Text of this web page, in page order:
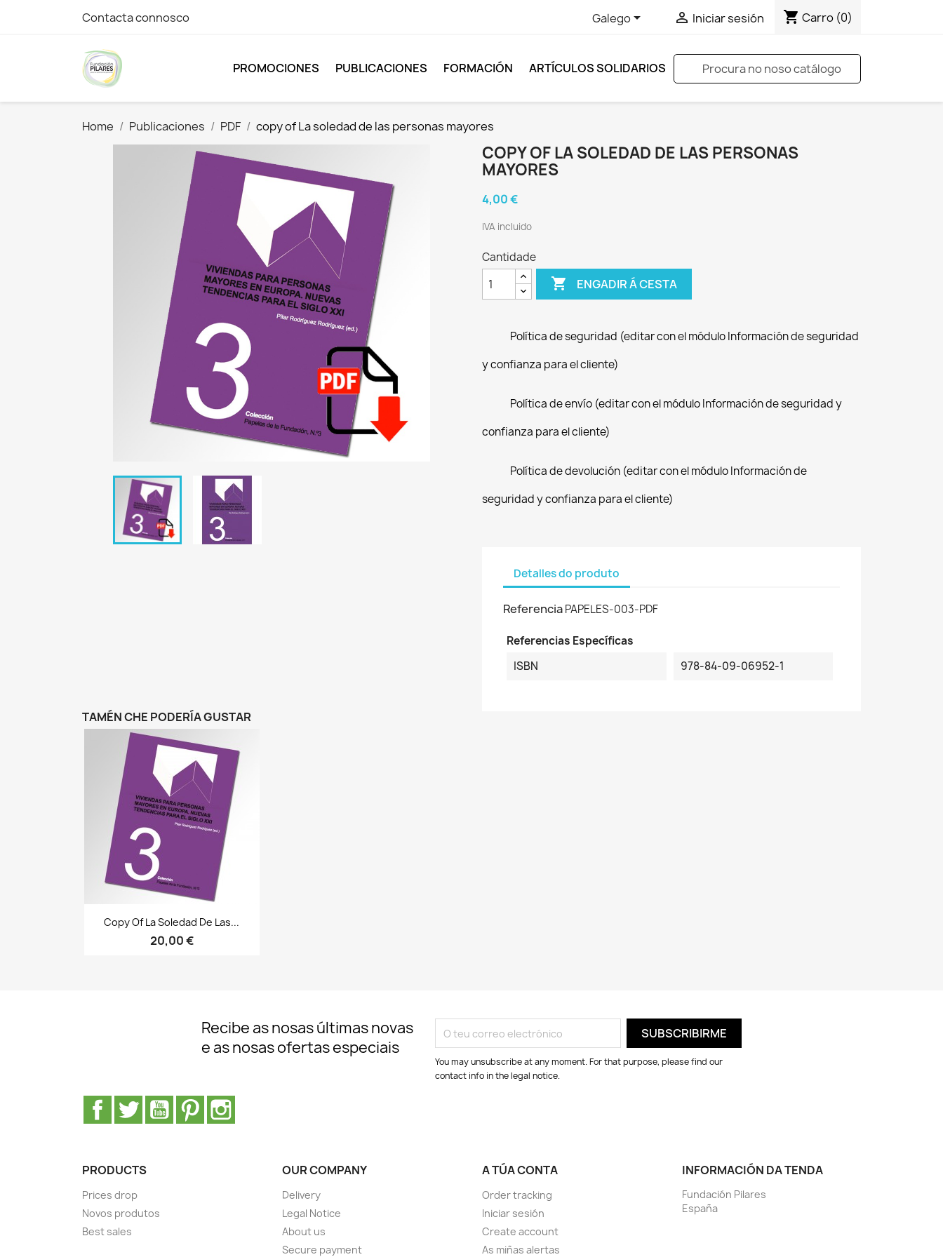
Contacta connosco Galego  Iniciar sesión shopping_cart Carro (0)
PROMOCIONES PUBLICACIONES FORMACIÓN ARTÍCULOS SOLIDARIOS
Home Publicaciones PDF copy of La soledad de las personas mayores
COPY OF LA SOLEDAD DE LAS PERSONAS
MAYORES
4,00 €
IVA incluido
Cantidade
 ENGADIR Á CESTA
Política de seguridad (editar con el módulo Información de seguridad
y confianza para el cliente)
Política de envío (editar con el módulo Información de seguridad y
confianza para el cliente)
Política de devolución (editar con el módulo Información de
seguridad y confianza para el cliente)
Detalles do produto
ReferenciaPAPELES-003-PDF
Referencias Específicas
ISBN
978-84-09-06952-1
TAMÉN CHE PODERÍA GUSTAR
Vista rápida
Copy Of La Soledad De Las...
20,00 €
Recibe as nosas últimas novas
e as nosas ofertas especiais
You may unsubscribe at any moment. For that purpose, please find our
contact info in the legal notice.
Facebook
Twitter YouTubePinterest
PRODUCTS
Prices drop
Novos produtos
Best sales
OUR COMPANY
Delivery
Legal Notice
About us
Secure payment
A TÚA CONTA
Order tracking
Iniciar sesión
Create account
As miñas alertas
INFORMACIÓN DA TENDA
Fundación Pilares
España